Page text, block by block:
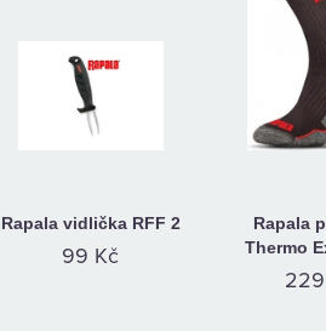
Rapala vidlička RFF 2
99 Kč
Rapala
Thermo